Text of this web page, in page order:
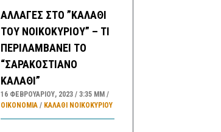
ΑΛΛΑΓΕΣ ΣΤΟ ”ΚΑΛΑΘΙ
ΤΟΥ ΝΟΙΚΟΚΥΡΙΟΥ” – ΤΙ
ΠΕΡΙΛΑΜΒΑΝΕΙ ΤΟ
“ΣΑΡΑΚΟΣΤΙΑΝΟ
ΚΑΛΑΘΙ”
16 ΦΕΒΡΟΥΑΡΊΟΥ, 2023 3:35 ΜΜ
ΟΙΚΟΝΟΜΙΑ/ ΚΑΛΑΘΙ ΝΟΙΚΟΚΥΡΙΟΥ